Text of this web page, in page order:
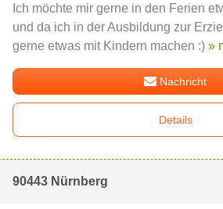
Ich möchte mir gerne in den Ferien
und da ich in der Ausbildung zur
gerne etwas mit Kindern machen :) »
Nachricht
Details
90443 Nürnberg